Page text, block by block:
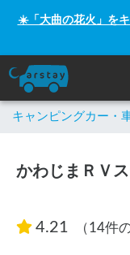
☀️「大曲の花火」を
キャンピングカー・
かわじまＲＶ
4.21 （14件